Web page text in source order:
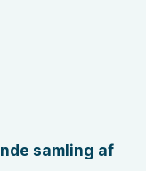
samling af